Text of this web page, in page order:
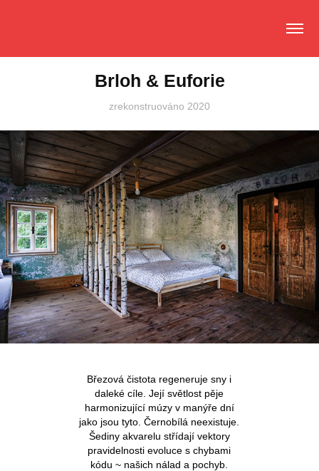
Brloh & Euforie
zrekonstruováno 2020
Březová čistota regeneruje sny i
daleké cíle. Její světlost pěje
harmonizující múzy v manýře dní
jako jsou tyto. Černobílá neexistuje.
Šediny akvarelu střídají vektory
pravidelnosti evoluce s chybami
kódu ~ našich nálad a pochyb.